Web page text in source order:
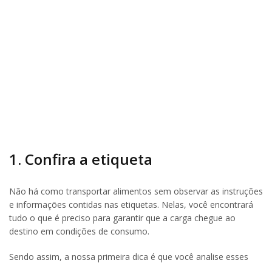
1. Confira a etiqueta
Não há como transportar alimentos sem observar as instruções
e informações contidas nas etiquetas. Nelas, você encontrará
tudo o que é preciso para garantir que a carga chegue ao
destino em condições de consumo.
Sendo assim, a nossa primeira dica é que você analise esses